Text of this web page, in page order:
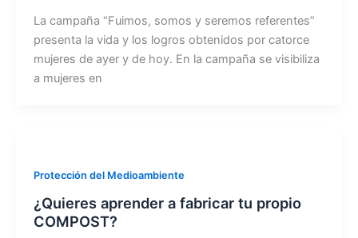
La campaña “Fuimos, somos y seremos referentes”
presenta la vida y los logros obtenidos por catorce
mujeres de ayer y de hoy. En la campaña se visibiliza
a mujeres en
Protección del Medioambiente
¿Quieres aprender a fabricar tu propio
COMPOST?